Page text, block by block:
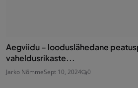
Aegviidu – looduslähedane
vaheldusrikaste...
Jarko NõmmeSept 10, 2024 0